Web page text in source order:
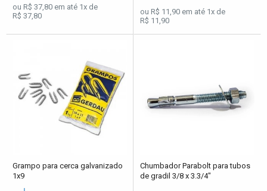
ou R$ 37,80 em até 1x de
R$ 37,80
ou R$ 11,90 em até 1x de
R$ 11,90
Grampo para cerca galvanizado
1x9
Chumbador Parabolt para tubos
de gradil 3/8 x 3.3/4"